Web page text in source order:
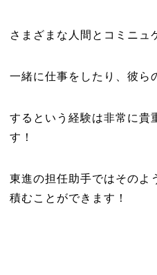
さまざまな人間とコミニュ
一緒に仕事をしたり、彼ら
するという経験は非常に貴
す！
東進の担任助手ではそのよ
積むことができます！